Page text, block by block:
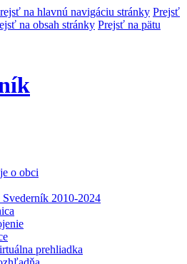
na hlavnú navigáciu stránky Prejsť
na obsah stránky Prejsť na pätu
o obci
2010-2024
prehliadka